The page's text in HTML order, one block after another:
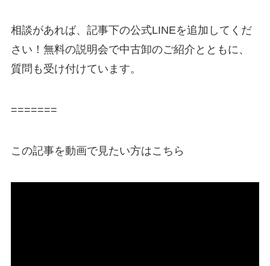
相談があれば、記事下の公式LINEを追加してくだ
さい！無料の説明会で中古卸のご紹介とともに、
質問も受け付けています。
=======
この記事を動画で見たい方はこちら